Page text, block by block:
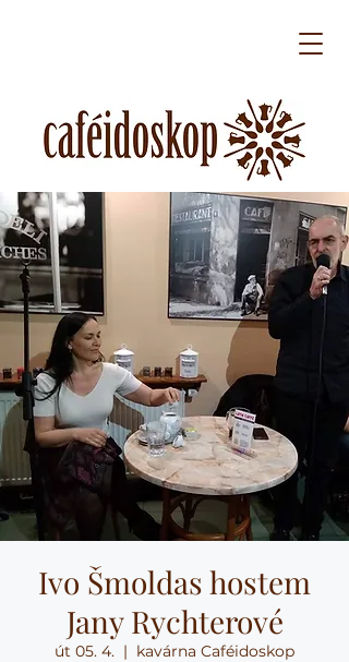
Ivo Šmoldas hostem
Jany Rychterové
út 05. 4.
  |
kavárna Caféidoskop